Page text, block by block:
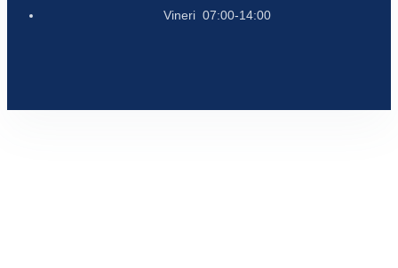
Vineri 07:00-14:00